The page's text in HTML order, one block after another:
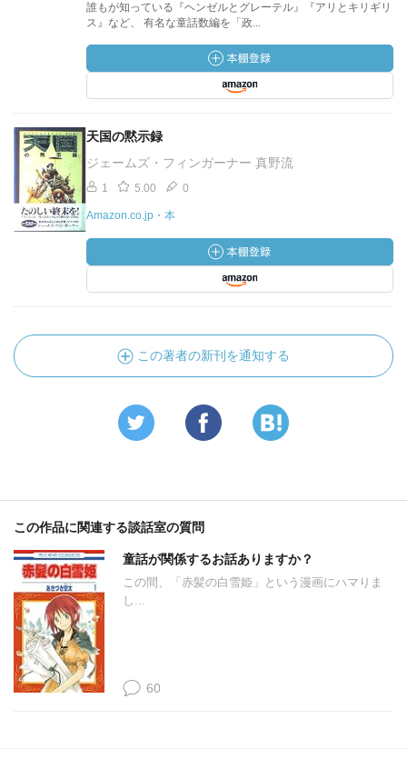
誰もが知っている『ヘンゼルとグレーテル』『アリとキリギリ
ス』など、 有名な童話数編を「政...
天国の黙示録
ジェームズ・フィンガーナー 真野流
1 5.00 0
Amazon.co.jp・本
この著者の新刊を通知する
この作品に関連する談話室の質問
童話が関係するお話ありますか？
この間、「赤髪の白雪姫」という漫画にハマりま
し...
60